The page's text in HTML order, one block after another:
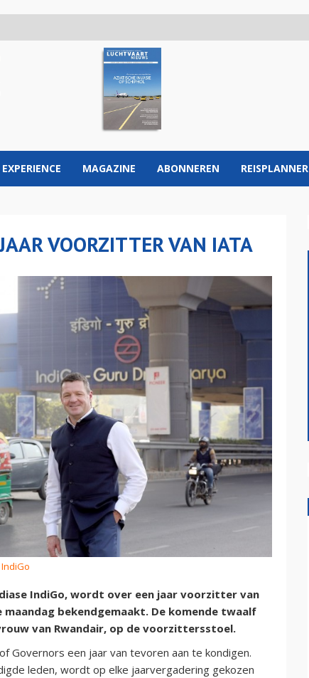
MAGAZINE ABONNEREN REISPLANNER
VOORZITTER VAN IATA
IndiGo, wordt over een jaar voorzitter van
bekendgemaakt. De komende twaalf
van Rwandair, op de voorzittersstoel.
Governors een jaar van tevoren aan te kondigen.
leden, wordt op elke jaarvergadering gekozen